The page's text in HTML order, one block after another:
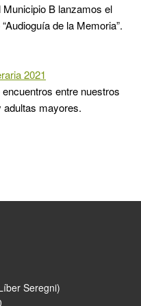
Municipio B lanzamos el
de la Memoria”.
2021
encuentros entre nuestros
adultas mayores.
Seregni)